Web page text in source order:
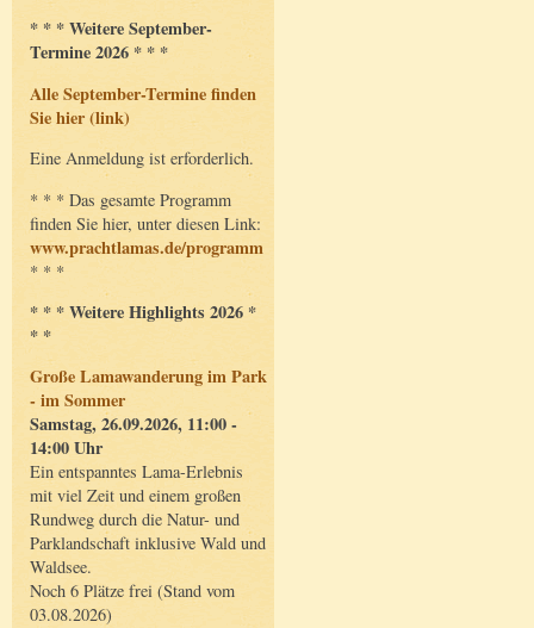
* * * Weitere September-
Termine 2026 * * *
Alle September-Termine finden
Sie hier (link)
Eine Anmeldung ist erforderlich.
* * * Das gesamte Programm
finden Sie hier, unter diesen Link:
www.prachtlamas.de/programm
* * *
* * * Weitere Highlights 2026 *
* *
Große Lamawanderung im Park
- im Sommer
Samstag, 26.09.2026, 11:00 -
14:00 Uhr
Ein entspanntes Lama-Erlebnis
mit viel Zeit und einem großen
Rundweg durch die Natur- und
Parklandschaft inklusive Wald und
Waldsee.
Noch 6 Plätze frei (Stand vom
03.08.2026)